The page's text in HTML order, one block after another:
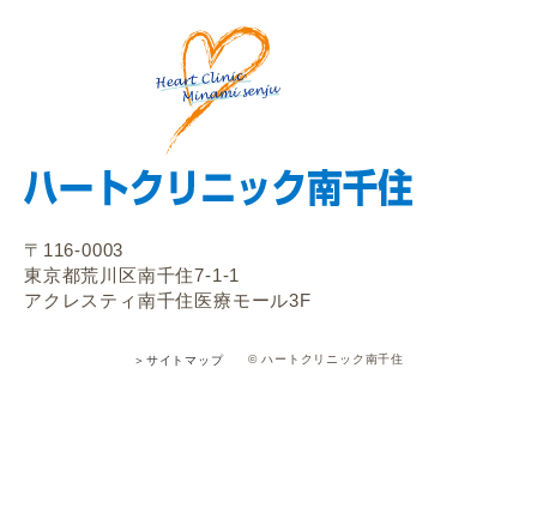
〒116-0003
東京都荒川区南千住7-1-1
アクレスティ南千住医療モール3F
＞サイトマップ © ハートクリニック南千住